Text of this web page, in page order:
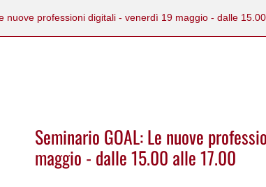
nuove professioni digitali - venerdì 19 maggio - dalle
Seminario GOAL: Le nuove
maggio - dalle 15.00 alle 17.00